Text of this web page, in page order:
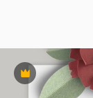
Premium